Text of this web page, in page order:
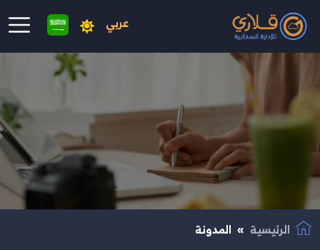
عربي
انتقال إلى المحتوى الرئيسي
الرئيسية المدونة